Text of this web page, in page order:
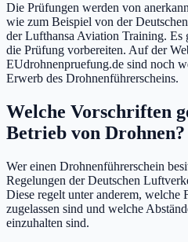
Die Prüfungen werden von
wie zum Beispiel von der
der Lufthansa Aviation Training.
die Prüfung vorbereiten. Auf der
EUdrohnenpruefung.de sind noch
Erwerb des Drohnenführerscheins.
Welche Vorschriften
Betrieb von Drohnen?
Wer einen Drohnenführerschein
Regelungen der Deutschen
Diese regelt unter anderem, welche
zugelassen sind und welche
einzuhalten sind.